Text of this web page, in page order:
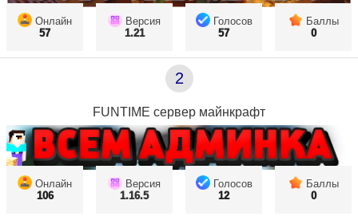
Онлайн
57
Версия
1.21
Голосов
57
Баллы
0
2
FUNTIME сервер майнкрафт
Онлайн
106
Версия
1.16.5
Голосов
12
Баллы
0